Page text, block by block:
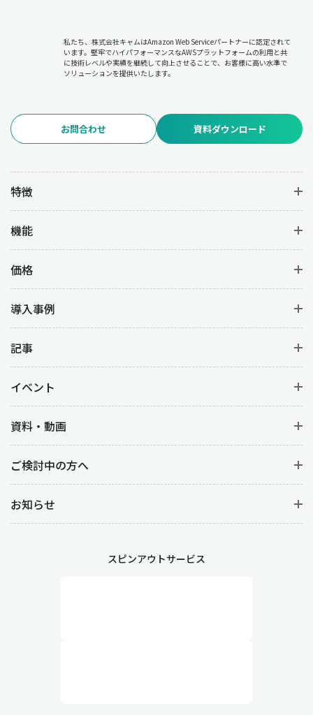
私たち、株式会社キャムはAmazon Web Serviceパートナーに認定されて
います。堅牢でハイパフォーマンスなAWSプラットフォームの利用と共
に技術レベルや実績を継続して向上させることで、お客様に高い水準で
ソリューションを提供いたします。
お問合わせ 資料ダウンロード
特徴
機能
価格
導入事例
記事
イベント
資料・動画
ご検討中の方へ
お知らせ
スピンアウトサービス